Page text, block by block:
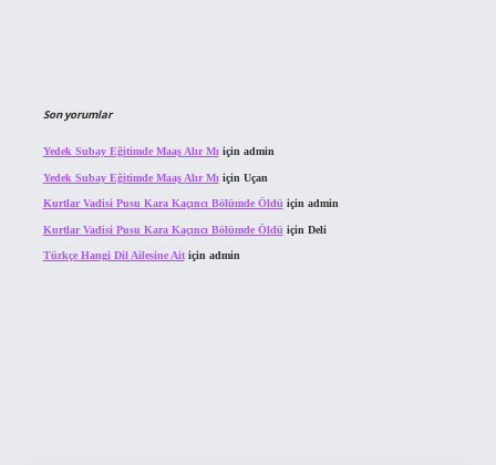
Son yorumlar
Yedek Subay Eğitimde Maaş Alır Mı için admin
Yedek Subay Eğitimde Maaş Alır Mı için Uçan
Kurtlar Vadisi Pusu Kara Kaçıncı Bölümde Öldü için admin
Kurtlar Vadisi Pusu Kara Kaçıncı Bölümde Öldü için Deli
Türkçe Hangi Dil Ailesine Aitiçin admin